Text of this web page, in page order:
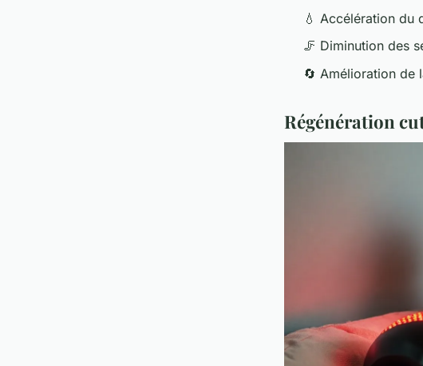
💧 Accélération du
🦵 Diminution des
🔄 Amélioration de
Régénération